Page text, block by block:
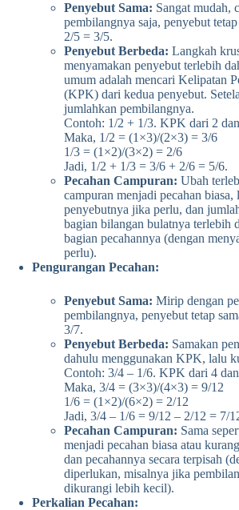
Penyebut Sama: Sangat mudah,
pembilangnya saja, penyebut
2/5 = 3/5.
Penyebut Berbeda: Langkah
menyamakan penyebut terlebih
umum adalah mencari Kelipatan
(KPK) dari kedua penyebut.
jumlahkan pembilangnya.
Contoh: 1/2 + 1/3. KPK dari 2
Maka, 1/2 = (1×3)/(2×3) = 3/6
1/3 = (1×2)/(3×2) = 2/6
Jadi, 1/2 + 1/3 = 3/6 + 2/6 = 5/6.
Pecahan Campuran: Ubah
campuran menjadi pecahan biasa,
penyebutnya jika perlu, dan
bagian bilangan bulatnya terlebih
bagian pecahannya (dengan
perlu).
Pengurangan Pecahan:
Penyebut Sama: Mirip dengan
pembilangnya, penyebut tetap
3/7.
Penyebut Berbeda: Samakan
dahulu menggunakan KPK, lalu
Contoh: 3/4 – 1/6. KPK dari 4
Maka, 3/4 = (3×3)/(4×3) = 9/12
1/6 = (1×2)/(6×2) = 2/12
Jadi, 3/4 – 1/6 = 9/12 – 2/12 = 7/
Pecahan Campuran: Sama
menjadi pecahan biasa atau
dan pecahannya secara terpisah
diperlukan, misalnya jika
dikurangi lebih kecil).
Perkalian Pecahan: